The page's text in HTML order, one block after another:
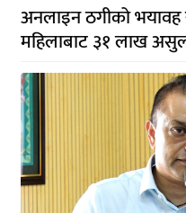
अनलाइन ठगीको
महिलाबाट ३१ लाख